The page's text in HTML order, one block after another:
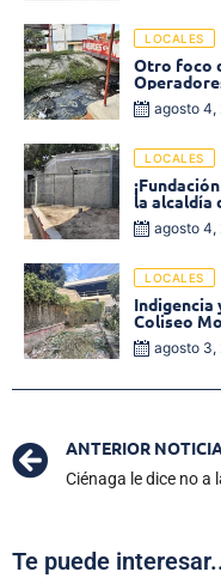
LOCALES
Otro foco
de la calle
agosto 4,
LOCALES
la alcaldía
limpieza
agosto 4,
LOCALES
Indigencia
Coliseo
inmediata!
agosto 3,
ANTERIOR
Te puede